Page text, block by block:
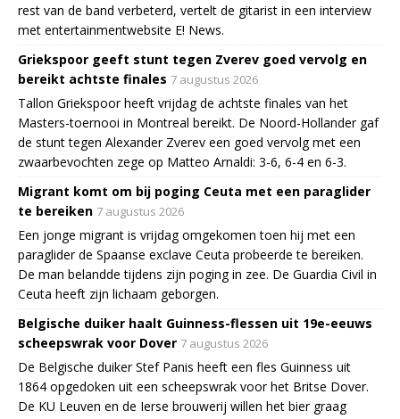
rest van de band verbeterd, vertelt de gitarist in een interview
met entertainmentwebsite E! News.
Griekspoor geeft stunt tegen Zverev goed vervolg en
bereikt achtste finales 7 augustus 2026
Tallon Griekspoor heeft vrijdag de achtste finales van het
Masters-toernooi in Montreal bereikt. De Noord-Hollander gaf
de stunt tegen Alexander Zverev een goed vervolg met een
zwaarbevochten zege op Matteo Arnaldi: 3-6, 6-4 en 6-3.
Migrant komt om bij poging Ceuta met een paraglider
te bereiken 7 augustus 2026
Een jonge migrant is vrijdag omgekomen toen hij met een
paraglider de Spaanse exclave Ceuta probeerde te bereiken.
De man belandde tijdens zijn poging in zee. De Guardia Civil in
Ceuta heeft zijn lichaam geborgen.
Belgische duiker haalt Guinness-flessen uit 19e-eeuws
scheepswrak voor Dover 7 augustus 2026
De Belgische duiker Stef Panis heeft een fles Guinness uit
1864 opgedoken uit een scheepswrak voor het Britse Dover.
De KU Leuven en de Ierse brouwerij willen het bier graag